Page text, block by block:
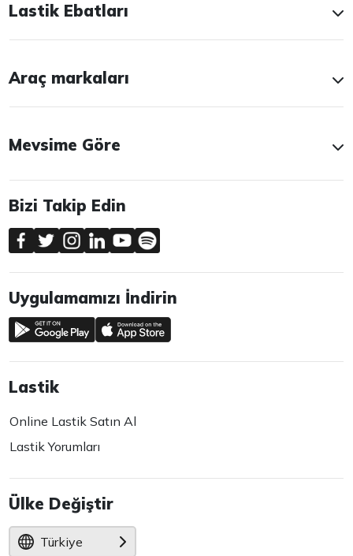
Lastik Ebatları
Araç markaları
Mevsime Göre
Bizi Takip Edin
Uygulamamızı İndirin
Lastik
Online Lastik Satın Al
Lastik Yorumları
Ülke Değiştir
Türkiye